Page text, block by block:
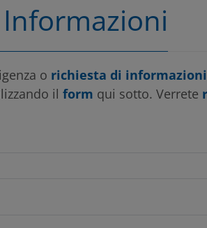
o richiesta di informazioni
il form qui sotto. Verrete